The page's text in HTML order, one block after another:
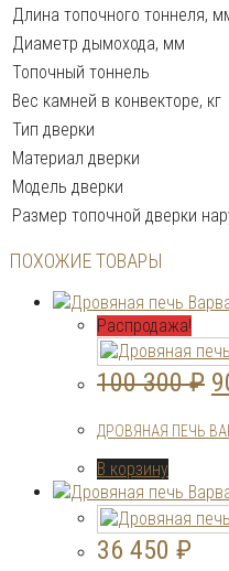
Длина топочного тоннеля,
Диаметр дымохода, мм
Топочный тоннель
Вес камней в конвекторе, кг
Тип дверки
Материал дверки
Модель дверки
Размер топочной дверки
ПОХОЖИЕ ТОВАРЫ
Распродажа!
100 300₽
ДРОВЯНАЯ ПЕЧЬ
В корзину
36 450 ₽